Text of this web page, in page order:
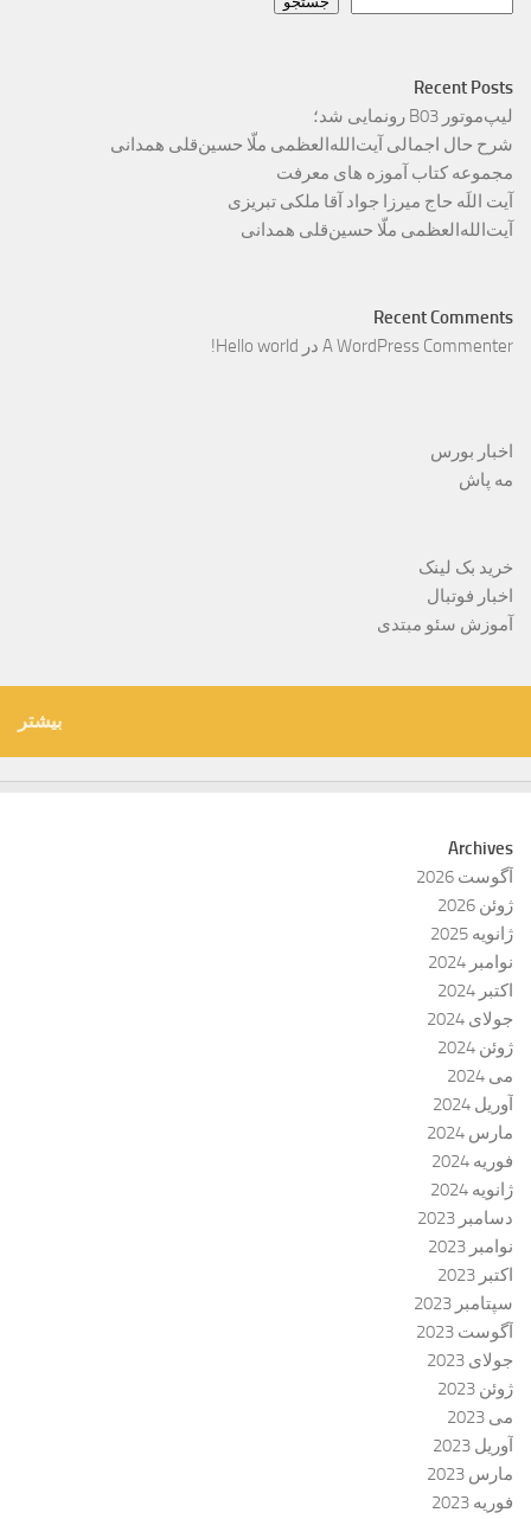
Recent Posts
لیپ‌موتور B03 رونمایی شد؛
شرح حال اجمالی آیت‌الله‌العظمی ملّا حسین‌قلی همدانی
مجموعه کتاب آموزه های معرفت
آیت اللَه حاج میرزا جواد آقا ملکی تبریزی
آیت‌الله‌العظمی ملّا حسین‌قلی همدانی
Recent Comments
A WordPress Commenter در Hello world!
اخبار بورس
مه پاش
خرید بک لینک
اخبار فوتبال
آموزش سئو مبتدی
بیشتر
Archives
آگوست 2026
ژوئن 2026
ژانویه 2025
نوامبر 2024
اکتبر 2024
جولای 2024
ژوئن 2024
می 2024
آوریل 2024
مارس 2024
فوریه 2024
ژانویه 2024
دسامبر 2023
نوامبر 2023
اکتبر 2023
سپتامبر 2023
آگوست 2023
جولای 2023
ژوئن 2023
می 2023
آوریل 2023
مارس 2023
فوریه 2023